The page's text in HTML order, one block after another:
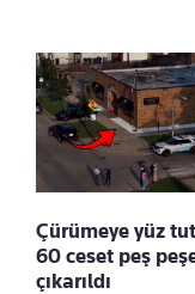
Çürümeye yüz
60 ceset peş
çıkarıldı